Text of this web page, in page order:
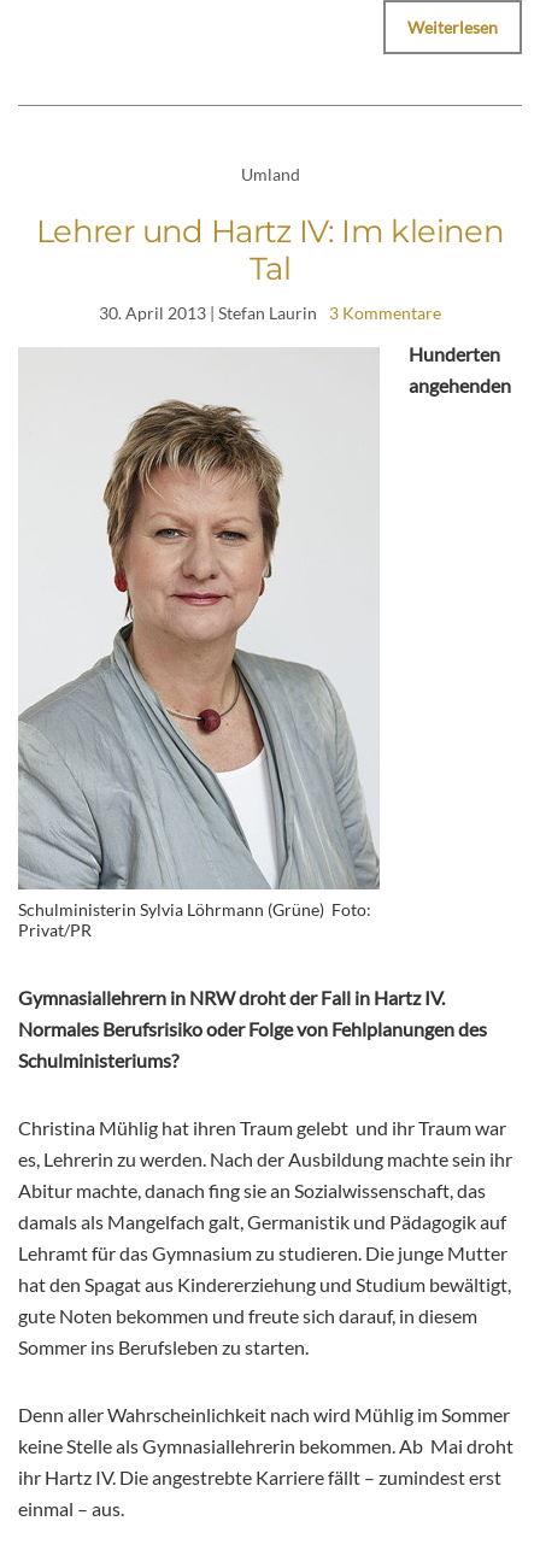
Weiterlesen
Umland
Lehrer und Hartz IV: Im kleinen
Tal
30. April 2013 | Stefan Laurin 3 Kommentare
Schulministerin Sylvia Löhrmann (Grüne) Foto:
Privat/PR
Hunderten
angehenden
Gymnasiallehrern in NRW droht der Fall in Hartz IV.
Normales Berufsrisiko oder Folge von Fehlplanungen des
Schulministeriums?
Christina Mühlig hat ihren Traum gelebt und ihr Traum war
es, Lehrerin zu werden. Nach der Ausbildung machte sein ihr
Abitur machte, danach fing sie an Sozialwissenschaft, das
damals als Mangelfach galt, Germanistik und Pädagogik auf
Lehramt für das Gymnasium zu studieren. Die junge Mutter
hat den Spagat aus Kindererziehung und Studium bewältigt,
gute Noten bekommen und freute sich darauf, in diesem
Sommer ins Berufsleben zu starten.
Denn aller Wahrscheinlichkeit nach wird Mühlig im Sommer
keine Stelle als Gymnasiallehrerin bekommen. Ab Mai droht
ihr Hartz IV. Die angestrebte Karriere fällt – zumindest erst
einmal – aus.